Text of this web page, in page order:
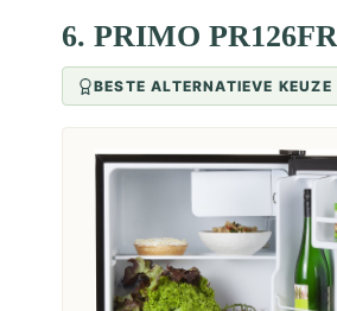
6. PRIMO PR126FR
BESTE ALTERNATIEVE KEUZE